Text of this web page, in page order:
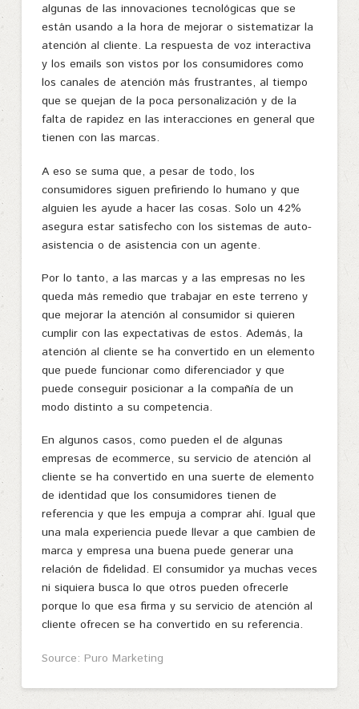
algunas de las innovaciones tecnológicas que se
están usando a la hora de mejorar o sistematizar la
atención al cliente. La respuesta de voz interactiva
y los emails son vistos por los consumidores como
los canales de atención más frustrantes, al tiempo
que se quejan de la poca personalización y de la
falta de rapidez en las interacciones en general que
tienen con las marcas.
A eso se suma que, a pesar de todo, los
consumidores siguen prefiriendo lo humano y que
alguien les ayude a hacer las cosas. Solo un 42%
asegura estar satisfecho con los sistemas de auto-
asistencia o de asistencia con un agente.
Por lo tanto, a las marcas y a las empresas no les
queda más remedio que trabajar en este terreno y
que mejorar la atención al consumidor si quieren
cumplir con las expectativas de estos. Además, la
atención al cliente se ha convertido en un elemento
que puede funcionar como diferenciador y que
puede conseguir posicionar a la compañía de un
modo distinto a su competencia.
En algunos casos, como pueden el de algunas
empresas de ecommerce, su servicio de atención al
cliente se ha convertido en una suerte de elemento
de identidad que los consumidores tienen de
referencia y que les empuja a comprar ahí. Igual que
una mala experiencia puede llevar a que cambien de
marca y empresa una buena puede generar una
relación de fidelidad. El consumidor ya muchas veces
ni siquiera busca lo que otros pueden ofrecerle
porque lo que esa firma y su servicio de atención al
cliente ofrecen se ha convertido en su referencia.
Source: Puro Marketing